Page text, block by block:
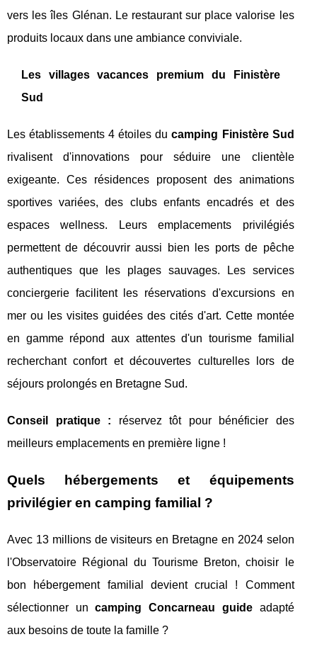
vers les îles Glénan. Le restaurant sur place valorise les
produits locaux dans une ambiance conviviale.
Les villages vacances premium du Finistère
Sud
Les établissements 4 étoiles ducamping Finistère Sud
rivalisent d'innovations pour séduire une clientèle
exigeante. Ces résidences proposent des animations
sportives variées, des clubs enfants encadrés et des
espaces wellness. Leurs emplacements privilégiés
permettent de découvrir aussi bien les ports de pêche
authentiques que les plages sauvages. Les services
conciergerie facilitent les réservations d'excursions en
mer ou les visites guidées des cités d'art. Cette montée
en gamme répond aux attentes d'un tourisme familial
recherchant confort et découvertes culturelles lors de
séjours prolongés en Bretagne Sud.
Conseil pratique : réservez tôt pour bénéficier des
meilleurs emplacements en première ligne !
Quels hébergements et équipements
privilégier en camping familial ?
Avec 13 millions de visiteurs en Bretagne en 2024 selon
l'Observatoire Régional du Tourisme Breton, choisir le
bon hébergement familial devient crucial ! Comment
sélectionner uncamping Concarneau guideadapté
aux besoins de toute la famille ?